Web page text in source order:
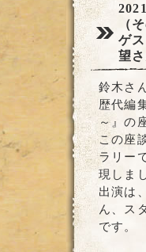
（
ゲ
望
鈴木さ
歴代編
～』の
この座
ラリー
現しま
出演は
ん、ス
です。